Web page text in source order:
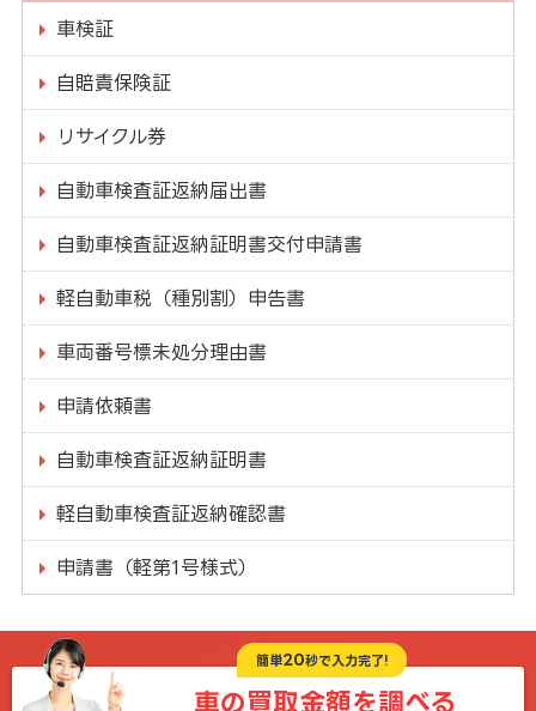
車検証
自賠責保険証
リサイクル券
自動車検査証返納届出書
自動車検査証返納証明書交付申請書
軽自動車税（種別割）申告書
車両番号標未処分理由書
申請依頼書
自動車検査証返納証明書
軽自動車検査証返納確認書
申請書（軽第1号様式）
簡単20秒で入力完了!
車の買取金額を調べる